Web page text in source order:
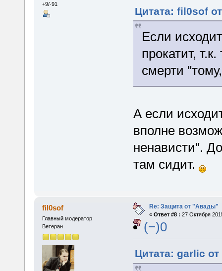
+9/-91
Цитата: fil0sof
Если
прокатит,
смерти
А если
вполне
ненависти".
там сидит.
fil0sof
Главный модератор
Ветеран
Re: Защита от "Авады"
« Ответ #8 : 27 Октября
(−)0
Цитата: garlic